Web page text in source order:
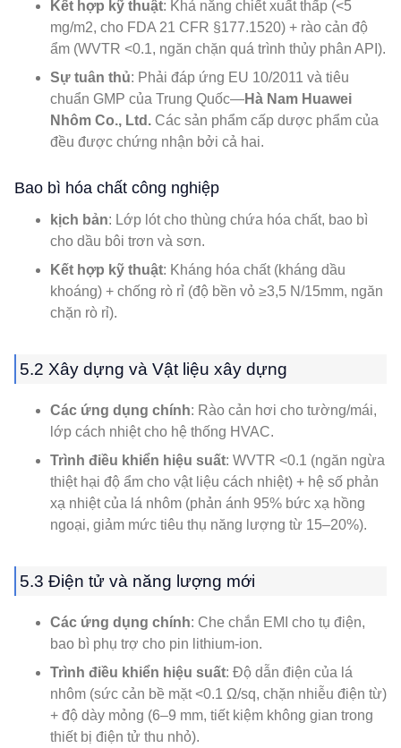
Kết hợp kỹ thuật: Khả năng chiết xuất thấp (<5
mg/m2, cho FDA 21 CFR §177.1520) + rào cản độ
ẩm (WVTR <0.1, ngăn chặn quá trình thủy phân API).
Sự tuân thủ: Phải đáp ứng EU 10/2011 và tiêu
chuẩn GMP của Trung Quốc—Hà Nam Huawei
Nhôm Co., Ltd. Các sản phẩm cấp dược phẩm của
đều được chứng nhận bởi cả hai.
Bao bì hóa chất công nghiệp
kịch bản: Lớp lót cho thùng chứa hóa chất, bao bì
cho dầu bôi trơn và sơn.
Kết hợp kỹ thuật: Kháng hóa chất (kháng dầu
khoáng) + chống rò rỉ (độ bền vỏ ≥3,5 N/15mm, ngăn
chặn rò rỉ).
5.2 Xây dựng và Vật liệu xây dựng
Các ứng dụng chính: Rào cản hơi cho tường/mái,
lớp cách nhiệt cho hệ thống HVAC.
Trình điều khiển hiệu suất: WVTR <0.1 (ngăn ngừa
thiệt hại độ ẩm cho vật liệu cách nhiệt) + hệ số phản
xạ nhiệt của lá nhôm (phản ánh 95% bức xạ hồng
ngoại, giảm mức tiêu thụ năng lượng từ 15–20%).
5.3 Điện tử và năng lượng mới
Các ứng dụng chính: Che chắn EMI cho tụ điện,
bao bì phụ trợ cho pin lithium-ion.
Trình điều khiển hiệu suất: Độ dẫn điện của lá
nhôm (sức cản bề mặt <0.1 Ω/sq, chặn nhiễu điện từ)
+ độ dày mỏng (6–9 mm, tiết kiệm không gian trong
thiết bị điện tử thu nhỏ).